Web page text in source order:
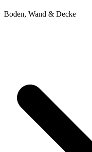
Boden, Wand & Decke